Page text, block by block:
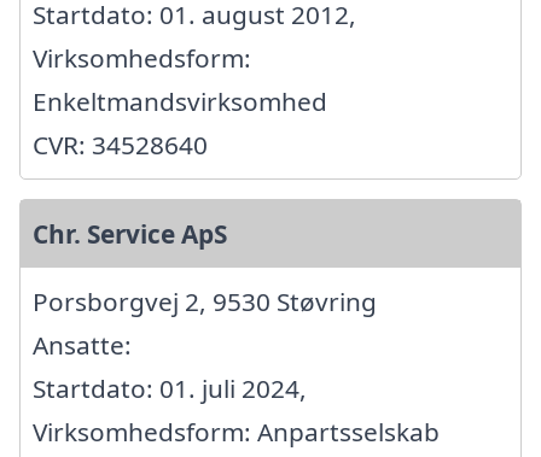
Startdato: 01. august 2012,
Virksomhedsform:
Enkeltmandsvirksomhed
CVR: 34528640
Chr. Service ApS
Porsborgvej 2, 9530 Støvring
Ansatte:
Startdato: 01. juli 2024,
Virksomhedsform: Anpartsselskab